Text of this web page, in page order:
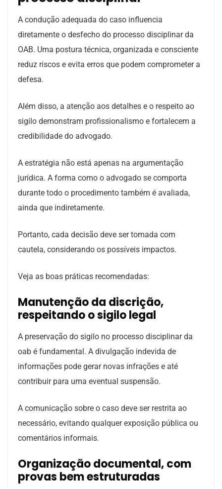
A condução adequada do caso influencia
diretamente o desfecho do processo disciplinar da
OAB. Uma postura técnica, organizada e consciente
reduz riscos e evita erros que podem comprometer a
defesa.
Além disso, a atenção aos detalhes e o respeito ao
sigilo demonstram profissionalismo e fortalecem a
credibilidade do advogado.
A estratégia não está apenas na argumentação
jurídica. A forma como o advogado se comporta
durante todo o procedimento também é avaliada,
ainda que indiretamente.
Portanto, cada decisão deve ser tomada com
cautela, considerando os possíveis impactos.
Veja as boas práticas recomendadas:
Manutenção da discrição,
respeitando o sigilo legal
A preservação do sigilo no processo disciplinar da
oab é fundamental. A divulgação indevida de
informações pode gerar novas infrações e até
contribuir para uma eventual suspensão.
A comunicação sobre o caso deve ser restrita ao
necessário, evitando qualquer exposição pública ou
comentários informais.
Organização documental, com
provas bem estruturadas